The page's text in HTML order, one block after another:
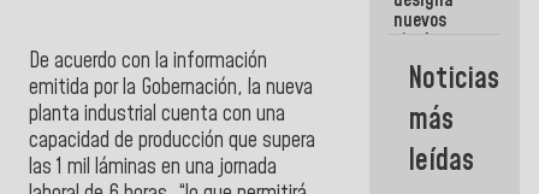
De acuerdo con la información
emitida por la Gobernación, la nueva
planta industrial cuenta con una
capacidad de producción que supera
las 1 mil láminas en una jornada
nuevos
titulares en
Viceministerio
de Energía
Eléctrica y
CORPOELEC
Noticias
más
leídas